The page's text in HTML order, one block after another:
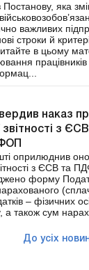
яка
важливих
строки й
в цьому
працівників
наказ
звітності з
оприлюднив
з ЄСВ та
форму
– фізичних
а також сум
До усіх новин